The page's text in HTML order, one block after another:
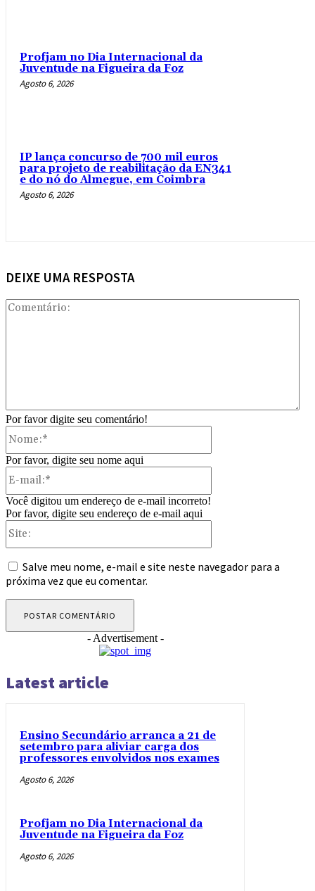
Profjam no Dia Internacional da
Juventude na Figueira da Foz
Agosto 6, 2026
IP lança concurso de 700 mil euros
para projeto de reabilitação da EN341
e do nó do Almegue, em Coimbra
Agosto 6, 2026
DEIXE UMA RESPOSTA
Por favor digite seu comentário!
Por favor, digite seu nome aqui
Você digitou um endereço de e-mail incorreto!
Por favor, digite seu endereço de e-mail aqui
Salve meu nome, e-mail e site neste navegador para a
próxima vez que eu comentar.
- Advertisement -
Latest article
Ensino Secundário arranca a 21 de
setembro para aliviar carga dos
professores envolvidos nos exames
Agosto 6, 2026
Profjam no Dia Internacional da
Juventude na Figueira da Foz
Agosto 6, 2026